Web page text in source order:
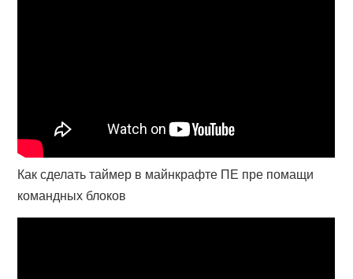
Как сделать таймер в майнкрафте ПЕ пре помащи
командных блоков